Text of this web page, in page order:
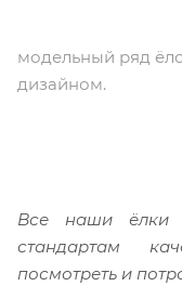
модельный ряд
дизайном.
Все наши ёлки
стандартам
посмотреть и